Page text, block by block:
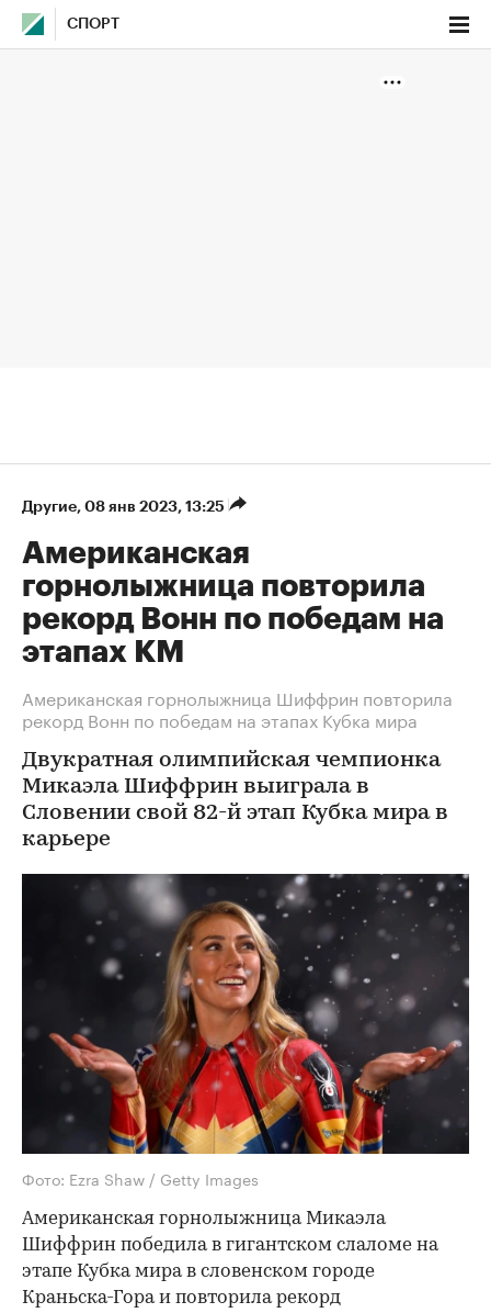
СПОРТ
Другие⁠, 08 янв 2023, 13:25
Американская
горнолыжница повторила
рекорд Вонн по победам на
этапах КМ
Американская горнолыжница Шиффрин повторила
рекорд Вонн по победам на этапах Кубка мира
Двукратная олимпийская чемпионка
Микаэла Шиффрин выиграла в
Словении свой 82-й этап Кубка мира в
карьере
Фото: Ezra Shaw / Getty Images
Американская горнолыжница Микаэла
Шиффрин победила в гигантском слаломе на
этапе Кубка мира в словенском городе
Краньска-Гора и повторила рекорд